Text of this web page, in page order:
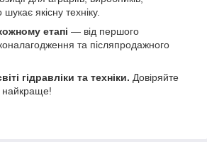
шукає якісну техніку.
етапі — від першого
та післяпродажного
гідравліки та техніки. Довіряйте